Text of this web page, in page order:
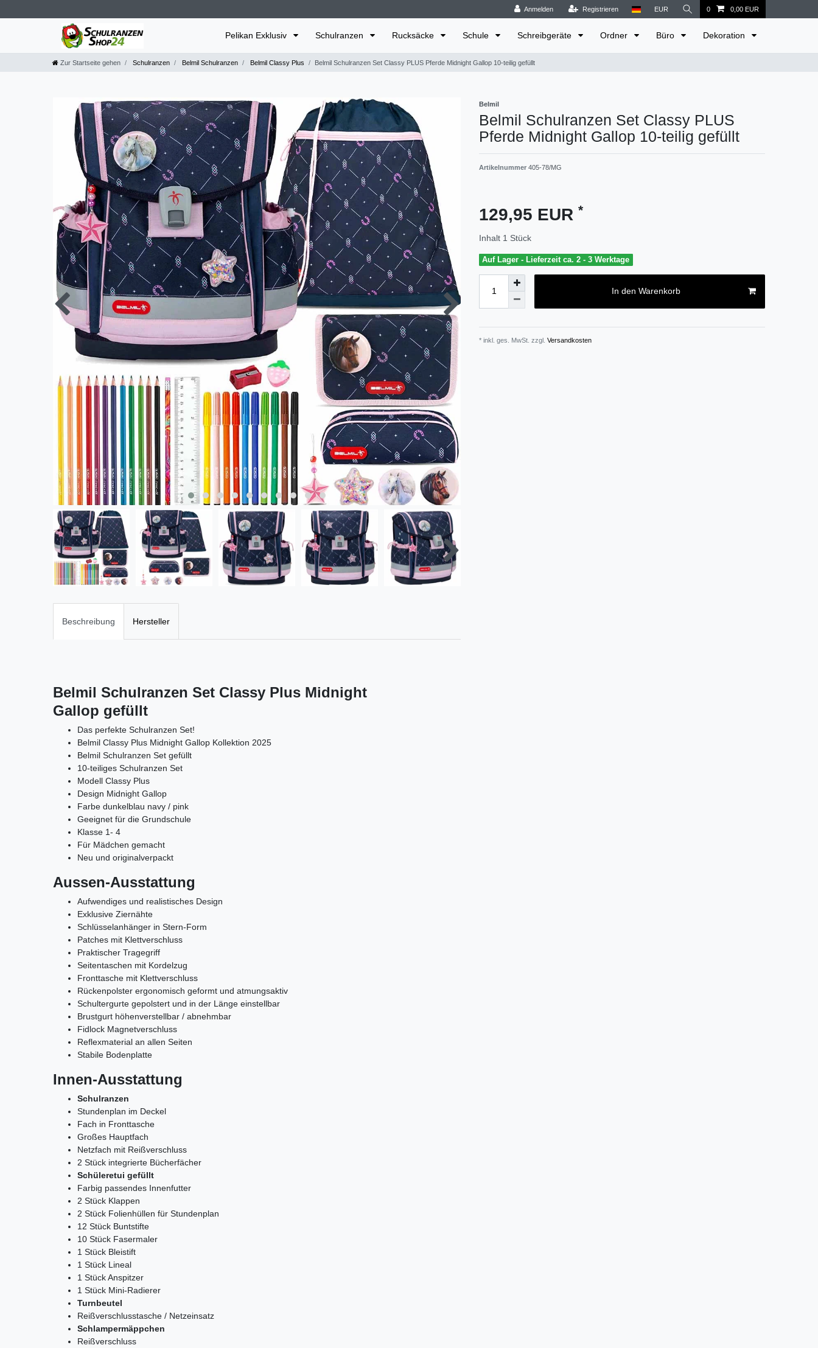
Anmelden Registrieren EUR 0 0,00 EUR
Pelikan Exklusiv Schulranzen Rucksäcke Schule Schreibgeräte Ordner Büro Dekoration
Zur Startseite gehen Schulranzen Belmil Schulranzen Belmil Classy Plus Belmil Schulranzen Set Classy PLUS Pferde Midnight Gallop 10-teilig gefüllt
Belmil
Belmil Schulranzen Set Classy PLUS
Pferde Midnight Gallop 10-teilig gefüllt
Artikelnummer 405-78/MG
129,95 EUR *
Inhalt 1 Stück
Auf Lager - Lieferzeit ca. 2 - 3 Werktage
In den Warenkorb
* inkl. ges. MwSt. zzgl. Versandkosten
Beschreibung Hersteller
Belmil Schulranzen Set Classy Plus Midnight
Gallop gefüllt
Das perfekte Schulranzen Set!
Belmil Classy Plus Midnight Gallop Kollektion 2025
Belmil Schulranzen Set gefüllt
10-teiliges Schulranzen Set
Modell Classy Plus
Design Midnight Gallop
Farbe dunkelblau navy / pink
Geeignet für die Grundschule
Klasse 1- 4
Für Mädchen gemacht
Neu und originalverpackt
Aussen-Ausstattung
Aufwendiges und realistisches Design
Exklusive Ziernähte
Schlüsselanhänger in Stern-Form
Patches mit Klettverschluss
Praktischer Tragegriff
Seitentaschen mit Kordelzug
Fronttasche mit Klettverschluss
Rückenpolster ergonomisch geformt und atmungsaktiv
Schultergurte gepolstert und in der Länge einstellbar
Brustgurt höhenverstellbar / abnehmbar
Fidlock Magnetverschluss
Reflexmaterial an allen Seiten
Stabile Bodenplatte
Innen-Ausstattung
Schulranzen
Stundenplan im Deckel
Fach in Fronttasche
Großes Hauptfach
Netzfach mit Reißverschluss
2 Stück integrierte Bücherfächer
Schüleretui gefüllt
Farbig passendes Innenfutter
2 Stück Klappen
2 Stück Folienhüllen für Stundenplan
12 Stück Buntstifte
10 Stück Fasermaler
1 Stück Bleistift
1 Stück Lineal
1 Stück Anspitzer
1 Stück Mini-Radierer
Turnbeutel
Reißverschlusstasche / Netzeinsatz
Schlampermäppchen
Reißverschluss